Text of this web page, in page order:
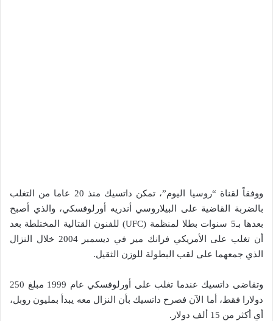
ووفقاً لقناة “روسيا اليوم”، تمكن داتسيك منذ 20 عاما من التغلب
بالضربة القاضية على البيلاروسي أندريه أورلوفسكي، والذي أصبح
بعدها بـ5 سنوات بطلا لمنظمة (UFC) للفنون القتالية المختلطة بعد
أن تغلب على الأمريكي فرانك مير في ديسمبر 2004 خلال النزال
الذي جمعهما على لقب البطولة للوزن الثقيل.
وتقاضى داتسيك عندما تغلب على أورلوفسكي عام 1999 مبلغ 250
دولارا فقط، أما الآن فصرح داتسيك بأن النزال معه يبدأ بمليون روبل،
أي أكثر من 15 ألف دولار.